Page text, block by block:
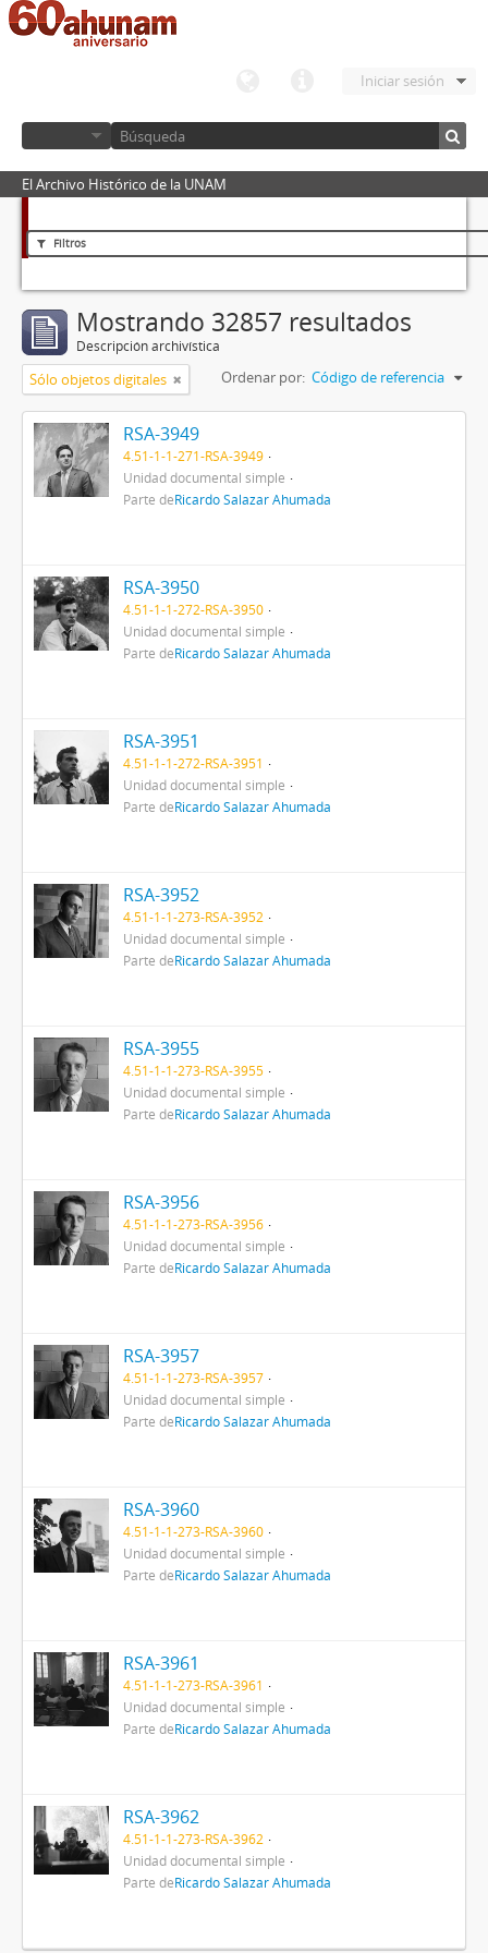
Iniciar sesión
El Archivo Histórico de la UNAM
Filtros
Mostrando 32857 resultados
Descripción archivística
Sólo objetos digitales Ordenar por: Código de referencia
RSA-3949
4.51-1-1-271-RSA-3949
Unidad documental simple
Parte deRicardo Salazar Ahumada
RSA-3950
4.51-1-1-272-RSA-3950
Unidad documental simple
Parte deRicardo Salazar Ahumada
RSA-3951
4.51-1-1-272-RSA-3951
Unidad documental simple
Parte deRicardo Salazar Ahumada
RSA-3952
4.51-1-1-273-RSA-3952
Unidad documental simple
Parte deRicardo Salazar Ahumada
RSA-3955
4.51-1-1-273-RSA-3955
Unidad documental simple
Parte deRicardo Salazar Ahumada
RSA-3956
4.51-1-1-273-RSA-3956
Unidad documental simple
Parte deRicardo Salazar Ahumada
RSA-3957
4.51-1-1-273-RSA-3957
Unidad documental simple
Parte deRicardo Salazar Ahumada
RSA-3960
4.51-1-1-273-RSA-3960
Unidad documental simple
Parte deRicardo Salazar Ahumada
RSA-3961
4.51-1-1-273-RSA-3961
Unidad documental simple
Parte deRicardo Salazar Ahumada
RSA-3962
4.51-1-1-273-RSA-3962
Unidad documental simple
Parte deRicardo Salazar Ahumada